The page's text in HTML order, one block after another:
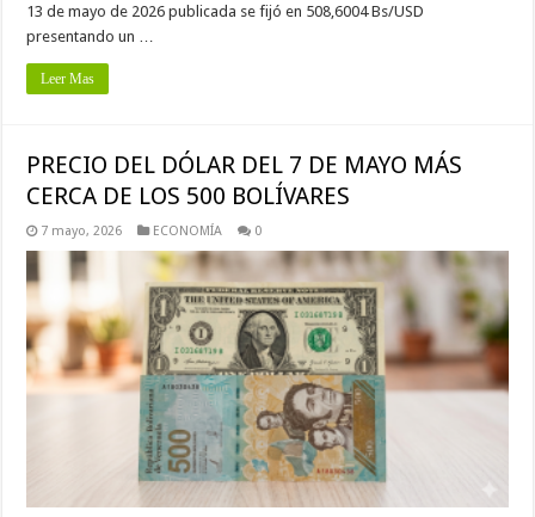
13 de mayo de 2026 publicada se fijó en 508,6004 Bs/USD
presentando un …
Leer Mas
PRECIO DEL DÓLAR DEL 7 DE MAYO MÁS
CERCA DE LOS 500 BOLÍVARES
7 mayo, 2026 ECONOMÍA 0